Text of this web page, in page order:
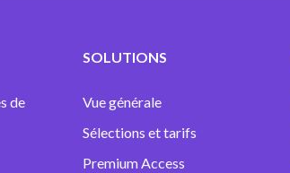
de
SOLUTIONS
Vue générale
Sélections et tarifs
Premium Access